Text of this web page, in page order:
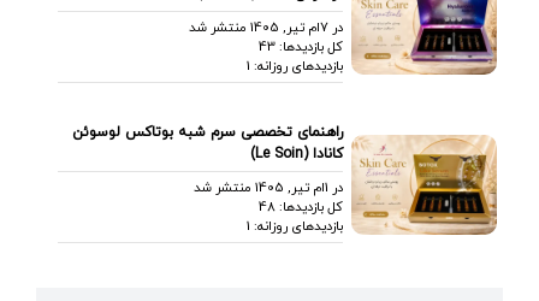
در 7ام تیر, 1405 منتشر شد
کل بازدیدها: 43
بازدیدهای روزانه: 1
راهنمای تخصصی سرم شبه بوتاکس لوسوئن
کانادا (Le Soin)
در 1ام تیر, 1405 منتشر شد
کل بازدیدها: 48
بازدیدهای روزانه: 1